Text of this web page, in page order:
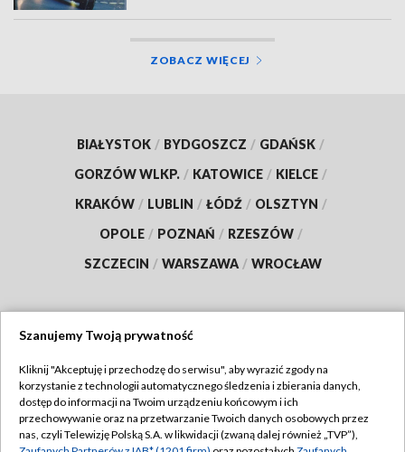
ZOBACZ WIĘCEJ
BIAŁYSTOK / BYDGOSZCZ / GDAŃSK /
GORZÓW WLKP. / KATOWICE / KIELCE /
KRAKÓW / LUBLIN / ŁÓDŹ / OLSZTYN /
OPOLE / POZNAŃ / RZESZÓW /
SZCZECIN / WARSZAWA / WROCŁAW
TVP
Abonament TVP
Emisja w TVP
Regulamin TVP
Szanujemy Twoją prywatność
Kliknij "Akceptuję i przechodzę do serwisu", aby wyrazić zgody na
korzystanie z technologii automatycznego śledzenia i zbierania danych,
dostęp do informacji na Twoim urządzeniu końcowym i ich
przechowywanie oraz na przetwarzanie Twoich danych osobowych przez
nas, czyli Telewizję Polską S.A. w likwidacji (zwaną dalej również „TVP”),